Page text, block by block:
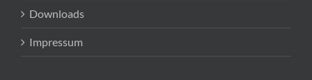
Downloads
Impressum